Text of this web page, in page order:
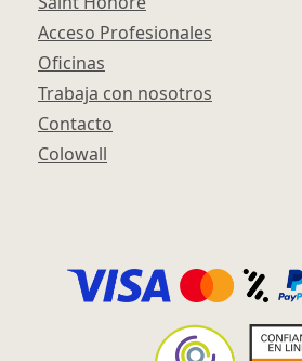
Acceso Profesionales
Oficinas
Trabaja con nosotros
Contacto
Colowall